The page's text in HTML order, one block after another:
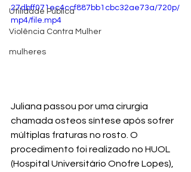
Utilidade Pública
Violência Contra Mulher
mulheres
27dbff071ec4ccf887bb1cbc32ae73a/720p/
mp4/file.mp4
Juliana passou por uma cirurgia
chamada osteos síntese após sofrer
múltiplas fraturas no rosto. O
procedimento foi realizado no HUOL
(Hospital Universitário Onofre Lopes),